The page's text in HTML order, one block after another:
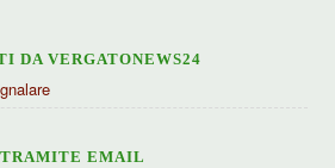
DA VERGATONEWS24
EMAIL